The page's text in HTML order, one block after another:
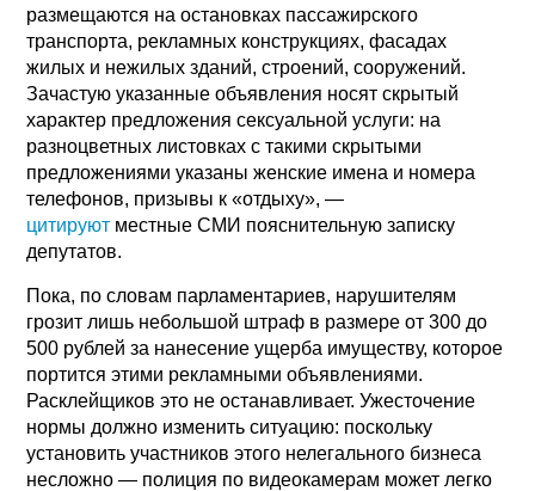
размещаются на остановках пассажирского
транспорта, рекламных конструкциях, фасадах
жилых и нежилых зданий, строений, сооружений.
Зачастую указанные объявления носят скрытый
характер предложения сексуальной услуги: на
разноцветных листовках с такими скрытыми
предложениями указаны женские имена и номера
телефонов, призывы к «отдыху», —
цитируют местные СМИ пояснительную записку
депутатов.
Пока, по словам парламентариев, нарушителям
грозит лишь небольшой штраф в размере от 300 до
500 рублей за нанесение ущерба имуществу, которое
портится этими рекламными объявлениями.
Расклейщиков это не останавливает. Ужесточение
нормы должно изменить ситуацию: поскольку
установить участников этого нелегального бизнеса
несложно — полиция по видеокамерам может легко